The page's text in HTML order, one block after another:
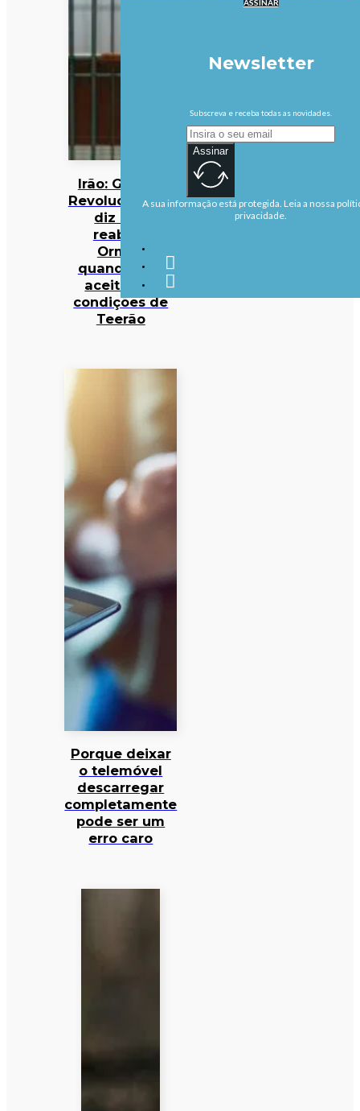
Irão: Guarda
Revolucionária
diz que
reabrirá
Ormuz
quando EUA
aceitarem
condições de
Teerão
Porque deixar
o telemóvel
descarregar
completamente
pode ser um
erro caro
ASSINAR
Newsletter
Subscreva e receba todas as novidades.
Assinar
A sua informação está protegida. Leia a nossa
privacidade.